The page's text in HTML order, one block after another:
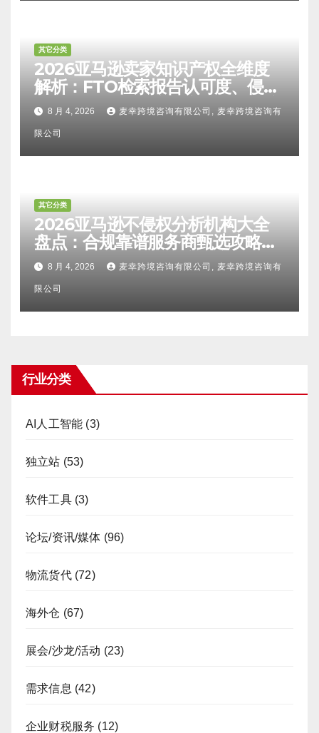
其它分类
2026亚马逊卖家知识产权全维度
解析：FTO检索报告认可度、侵权
比对区别、TRO应诉方法及服务商
甄选避坑全攻略
8 月 4, 2026 麦幸跨境咨询有限公司, 麦幸跨境咨询有
限公司
其它分类
2026亚马逊不侵权分析机构大全
盘点：合规靠谱服务商甄选攻略、
避坑FAQ及标杆机构实力详解
8 月 4, 2026 麦幸跨境咨询有限公司, 麦幸跨境咨询有
限公司
行业分类
AI人工智能 (3)
独立站 (53)
软件工具(3)
论坛/资讯/媒体 (96)
物流货代(72)
海外仓 (67)
展会/沙龙/活动 (23)
需求信息 (42)
企业财税服务 (12)